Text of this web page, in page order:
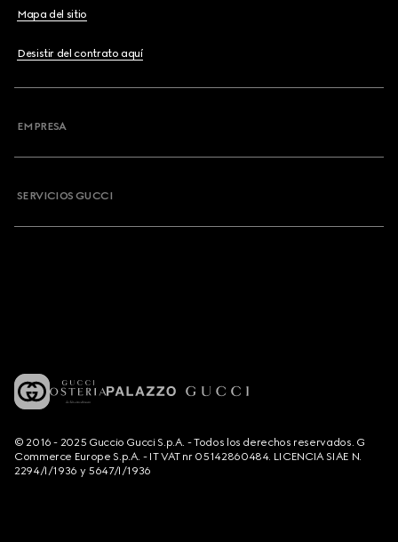
Mapa del sitio
Desistir del contrato aquí
EMPRESA
SERVICIOS GUCCI
© 2016 - 2025 Guccio Gucci S.p.A. - Todos los derechos reservados. G
Commerce Europe S.p.A. - IT VAT nr 05142860484. LICENCIA SIAE N.
2294/I/1936 y 5647/I/1936